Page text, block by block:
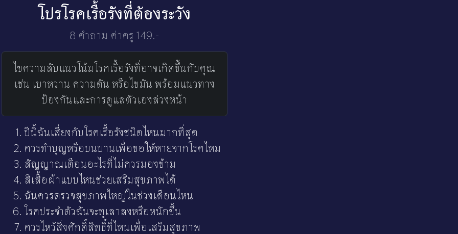
โปรโรคเรื้อรังที่ต้องระวัง
8 คำถาม ค่าครู 149.-
ไขความลับแนวโน้มโรคเรื้อรังที่อาจเกิดขึ้นกับคุณ
เช่น เบาหวาน ความดัน หรือไขมัน พร้อมแนวทาง
ป้องกันและการดูแลตัวเองล่วงหน้า
ปีนี้ฉันเสี่ยงกับโรคเรื้อรังชนิดไหนมากที่สุด
ควรทำบุญหรือบนบานเพื่อขอให้หายจากโรคไหม
สัญญาณเตือนอะไรที่ไม่ควรมองข้าม
สีเสื้อผ้าแบบไหนช่วยเสริมสุขภาพได้
ฉันควรตรวจสุขภาพใหญ่ในช่วงเดือนไหน
โรคประจำตัวฉันจะทุเลาลงหรือหนักขึ้น
ควรไหว้สิ่งศักดิ์สิทธิ์ที่ไหนเพื่อเสริมสุขภาพ